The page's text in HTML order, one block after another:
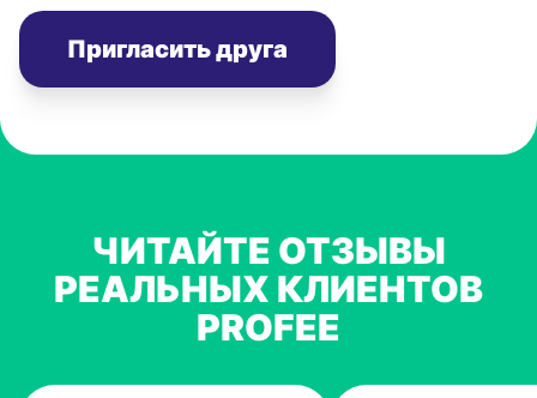
Пригласить друга
ЧИТАЙТЕ ОТЗЫВЫ
РЕАЛЬНЫХ КЛИЕНТОВ
PROFEE